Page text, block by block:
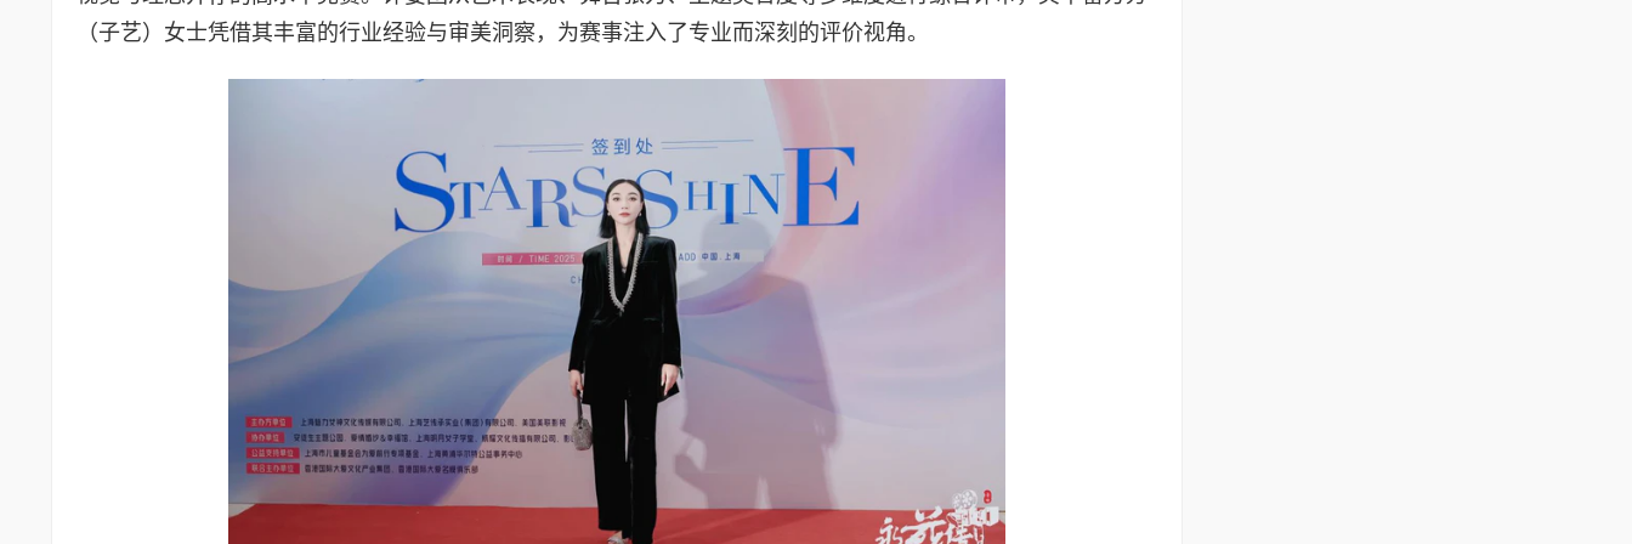
（子艺）女士凭借其丰富的行业经验与审美洞察，为赛事注入了专业而深刻的评价视角。